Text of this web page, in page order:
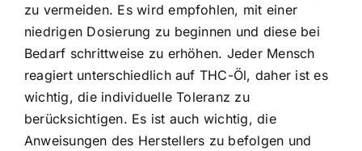
zu vermeiden. Es wird empfohlen, mit einer
niedrigen Dosierung zu beginnen und diese bei
Bedarf schrittweise zu erhöhen. Jeder Mensch
reagiert unterschiedlich auf THC-Öl, daher ist es
wichtig, die individuelle Toleranz zu
berücksichtigen. Es ist auch wichtig, die
Anweisungen des Herstellers zu befolgen und